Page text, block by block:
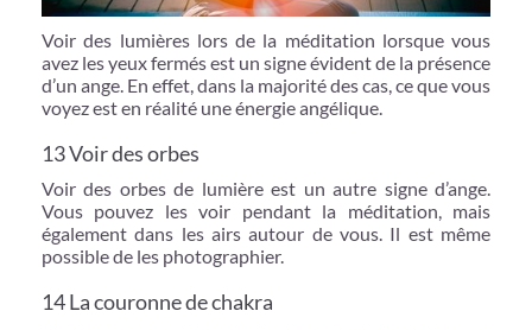
Voir des lumières lors de la méditation lorsque vous
avez les yeux fermés est un signe évident de la présence
d’un ange. En effet, dans la majorité des cas, ce que vous
voyez est en réalité une énergie angélique.
13 Voir des orbes
Voir des orbes de lumière est un autre signe d’ange.
Vous pouvez les voir pendant la méditation, mais
également dans les airs autour de vous. Il est même
possible de les photographier.
14 La couronne de chakra